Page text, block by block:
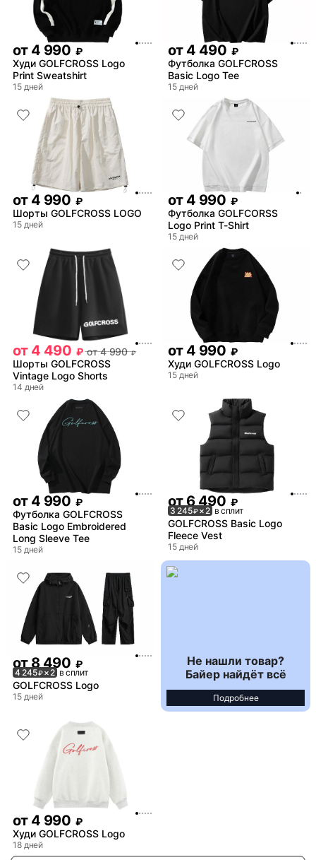
от 4 990 ₽
Худи GOLFCROSS Logo
Print Sweatshirt
15 дней
от 4 490 ₽
Футболка GOLFCROSS
Basic Logo Tee
15 дней
от 4 990 ₽
Шорты GOLFCROSS LOGO
15 дней
от 4 990 ₽
Футболка GOLFCORSS
Logo Print T-Shirt
15 дней
от 4 490 ₽ от 4 990 ₽
Шорты GOLFCROSS
Vintage Logo Shorts
14 дней
от 4 990 ₽
Худи GOLFCROSS Logo
15 дней
от 4 990 ₽
Футболка GOLFCROSS
Basic Logo Embroidered
Long Sleeve Tee
15 дней
от 6 490 ₽
3 245₽× 2 в сплит
GOLFCROSS Basic Logo
Fleece Vest
15 дней
от8 490 ₽
4 245₽× 2 в сплит
GOLFCROSS Logo
15 дней
Не нашли товар?
Байер найдёт всё
Подробнее
от 4 990 ₽
Худи GOLFCROSS Logo
18 дней